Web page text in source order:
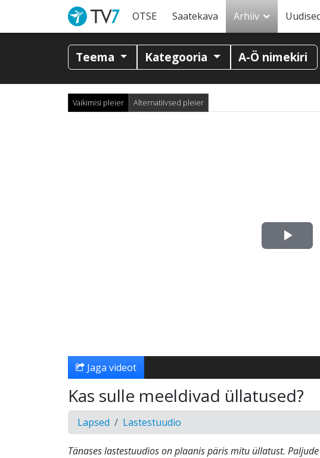
OTSE Saatekava Arhiiv
Teema Kategooria A-Ö nimekiri
Vaikimisi pleier Alternatiivsed pleier
Esita
Jaga videot
Kas sulle meeldivad üllatused?
Lapsed Lastestuudio
Tänases lastestuudios on plaanis päris mitu üllatust.